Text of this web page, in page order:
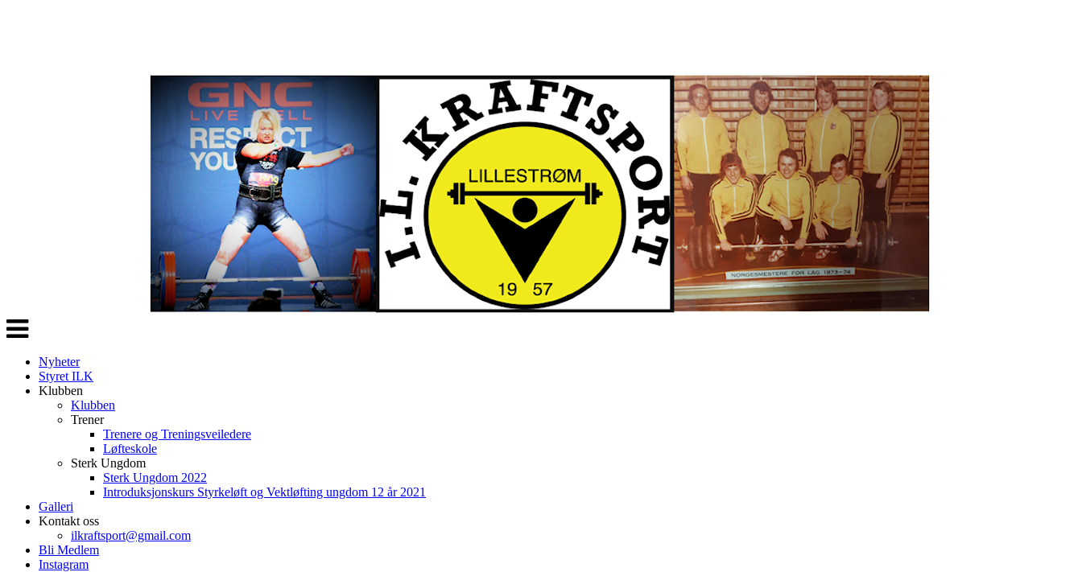
Veksle
navigasjon
Nyheter
Styret ILK
Klubben
Klubben
Trener
Trenere og Treningsveiledere
Løfteskole
Sterk Ungdom
Sterk Ungdom 2022
Introduksjonskurs Styrkeløft og Vektløfting ungdom 12 år 2021
Galleri
Kontakt oss
ilkraftsport@gmail.com
Bli Medlem
Instagram